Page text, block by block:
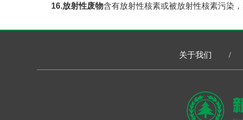
16.放射性废物含有放射性核素或被放射性核素污染
关于我们 /